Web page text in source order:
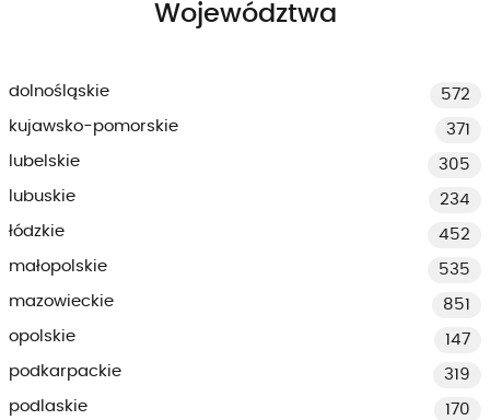
Województwa
dolnośląskie
572
kujawsko-pomorskie
371
lubelskie
305
lubuskie
234
łódzkie
452
małopolskie
535
mazowieckie
851
opolskie
147
podkarpackie
319
podlaskie
170